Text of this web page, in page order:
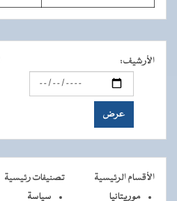
الأرشيف:
الأقسام الرئيسية تصنيفات رئيسية
موريتانيا
سياسة